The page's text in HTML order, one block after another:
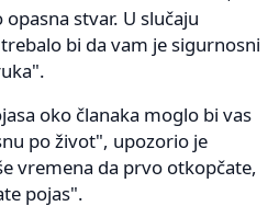
stvar. U slučaju
bi da vam je sigurnosni
oko članaka moglo bi vas
po život", upozorio je
vremena da prvo otkopčate,
pojas".